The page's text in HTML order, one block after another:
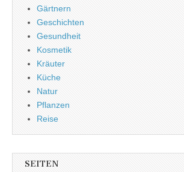
Gärtnern
Geschichten
Gesundheit
Kosmetik
Kräuter
Küche
Natur
Pflanzen
Reise
SEITEN